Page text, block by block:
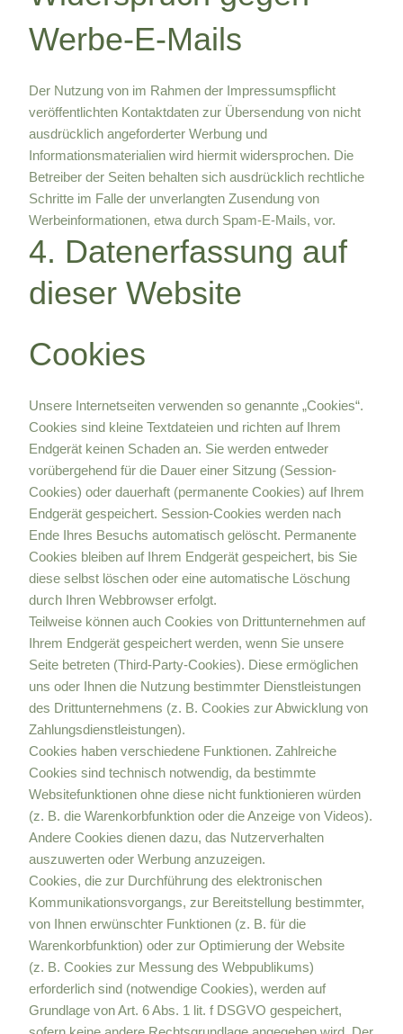
Werbe-E-Mails
Der Nutzung von im Rahmen der Impressumspflicht
veröffentlichten Kontaktdaten zur Übersendung von nicht
ausdrücklich angeforderter Werbung und
Informationsmaterialien wird hiermit widersprochen. Die
Betreiber der Seiten behalten sich ausdrücklich rechtliche
Schritte im Falle der unverlangten Zusendung von
Werbeinformationen, etwa durch Spam-E-Mails, vor.
4. Datenerfassung auf
dieser Website
Cookies
Unsere Internetseiten verwenden so genannte „Cookies“.
Cookies sind kleine Textdateien und richten auf Ihrem
Endgerät keinen Schaden an. Sie werden entweder
vorübergehend für die Dauer einer Sitzung (Session-
Cookies) oder dauerhaft (permanente Cookies) auf Ihrem
Endgerät gespeichert. Session-Cookies werden nach
Ende Ihres Besuchs automatisch gelöscht. Permanente
Cookies bleiben auf Ihrem Endgerät gespeichert, bis Sie
diese selbst löschen oder eine automatische Löschung
durch Ihren Webbrowser erfolgt.
Teilweise können auch Cookies von Drittunternehmen auf
Ihrem Endgerät gespeichert werden, wenn Sie unsere
Seite betreten (Third-Party-Cookies). Diese ermöglichen
uns oder Ihnen die Nutzung bestimmter Dienstleistungen
des Drittunternehmens (z. B. Cookies zur Abwicklung von
Zahlungsdienstleistungen).
Cookies haben verschiedene Funktionen. Zahlreiche
Cookies sind technisch notwendig, da bestimmte
Websitefunktionen ohne diese nicht funktionieren würden
(z. B. die Warenkorbfunktion oder die Anzeige von Videos).
Andere Cookies dienen dazu, das Nutzerverhalten
auszuwerten oder Werbung anzuzeigen.
Cookies, die zur Durchführung des elektronischen
Kommunikationsvorgangs, zur Bereitstellung bestimmter,
von Ihnen erwünschter Funktionen (z. B. für die
Warenkorbfunktion) oder zur Optimierung der Website
(z. B. Cookies zur Messung des Webpublikums)
erforderlich sind (notwendige Cookies), werden auf
Grundlage von Art. 6 Abs. 1 lit. f DSGVO gespeichert,